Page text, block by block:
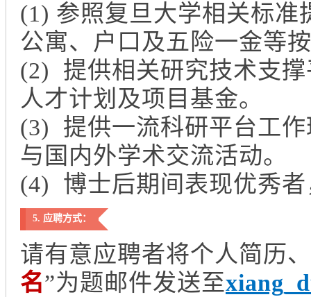
(1) 参照复旦大学相关标
公寓、户口及五险一金等
(2) 提供相关研究技术支
人才计划及项目基金。
(3) 提供一流科研平台工
与国内外学术交流活动。
(4) 博士后期间表现优秀
5. 应聘方式：
请有意应聘者将个人简历
名”为题邮件发送至